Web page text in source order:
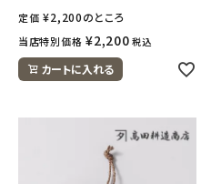
定価 ¥2,200のところ
当店特別価格 ¥2,200 税込
カートに入れる